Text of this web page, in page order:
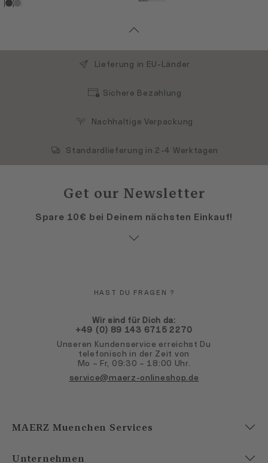
Lieferung in EU-Länder
Sichere Bezahlung
Nachhaltige Verpackung
Standardlieferung in 2-4 Werktagen
Get our Newsletter
Spare 10€ bei Deinem nächsten Einkauf!
HAST DU FRAGEN ?
Wir sind für Dich da:
+49 (0) 89 143 6715 2270
Unseren Kundenservice erreichst Du
telefonisch in der Zeit von
Mo – Fr, 09:30 – 18:00 Uhr.
service@maerz-onlineshop.de
MAERZ Muenchen Services
Unternehmen